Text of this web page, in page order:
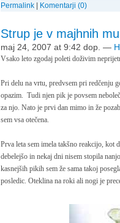
Permalink | Komentarji (0)
Strup je v majhnih
maj 24, 2007 at 9:42 dop. —
Vsako leto zgodaj poleti doživim
Pri delu na vrtu, predvsem pri redčenju
opazim. Tudi njen pik je povsem
za njo. Nato je prvi dan mimo in že
sem vsa otečena.
Prva leta sem imela takšno reakcijo, kot
debelejšo in nekaj dni nisem stopila
kasnejših pikih sem že sama takoj
posledic. Oteklina na roki ali nogi je